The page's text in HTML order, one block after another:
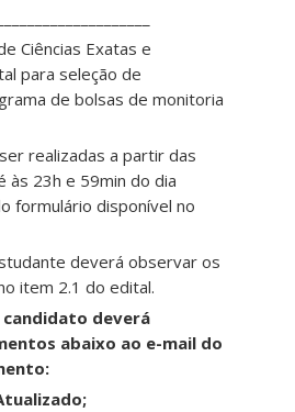
Ciências Exatas e
para seleção de
de bolsas de monitoria
realizadas a partir das
23h e 59min do dia
formulário disponível no
deverá observar os
item 2.1 do edital.
candidato deverá
abaixo ao e-mail do